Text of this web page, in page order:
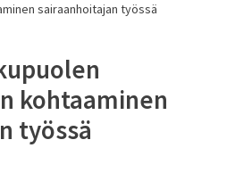
sairaanhoitajan työssä
kohtaaminen
työssä